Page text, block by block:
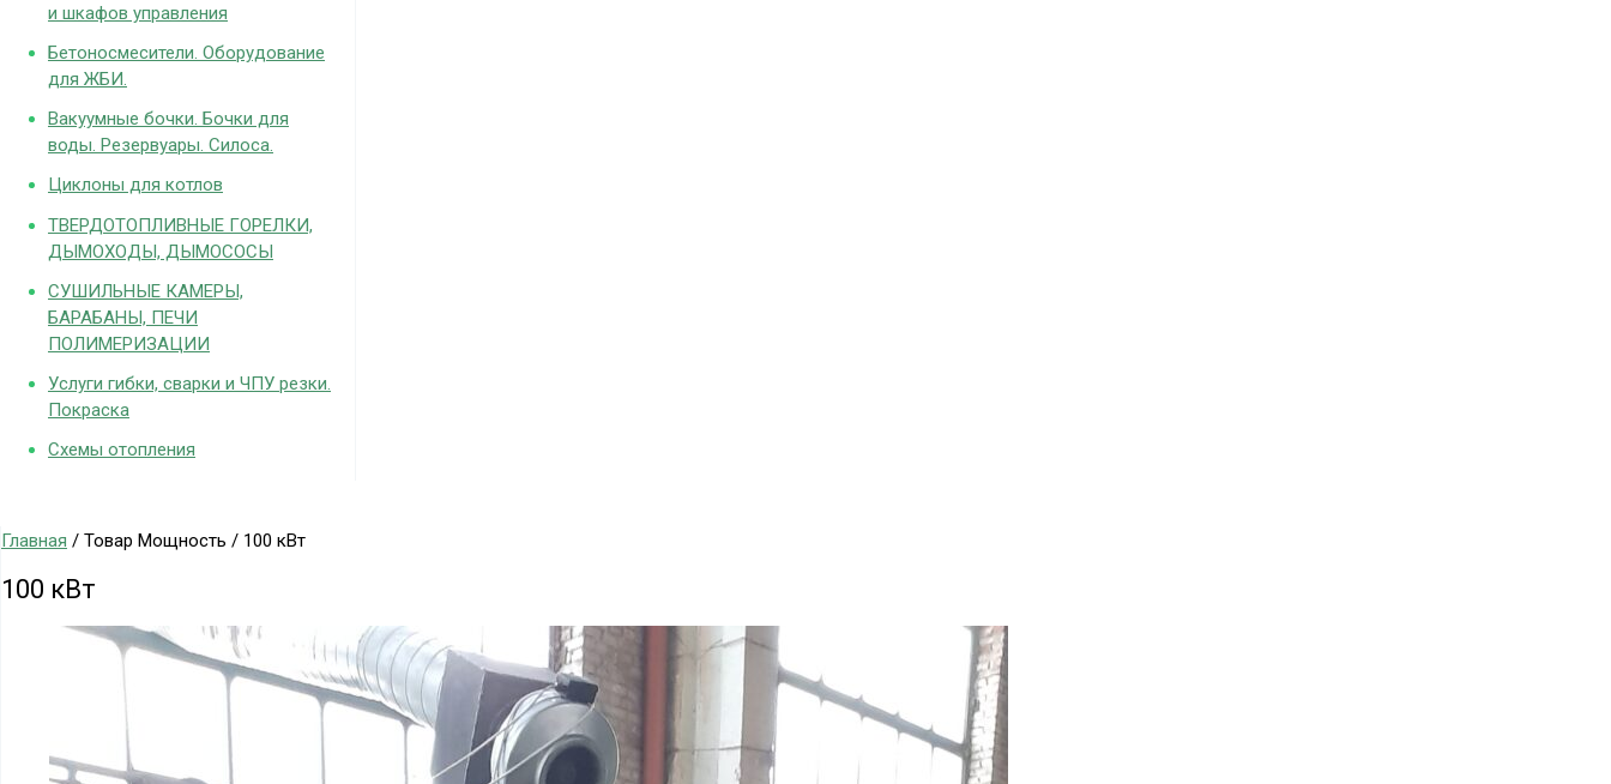
и шкафов управления
Бетоносмесители. Оборудование
для ЖБИ.
Вакуумные бочки. Бочки для
воды. Резервуары. Силоса.
Циклоны для котлов
ТВЕРДОТОПЛИВНЫЕ ГОРЕЛКИ,
ДЫМОХОДЫ, ДЫМОСОСЫ
СУШИЛЬНЫЕ КАМЕРЫ,
БАРАБАНЫ, ПЕЧИ
ПОЛИМЕРИЗАЦИИ
Услуги гибки, сварки и ЧПУ резки.
Покраска
Схемы отопления
Главная / Товар Мощность / 100 кВт
100 кВт